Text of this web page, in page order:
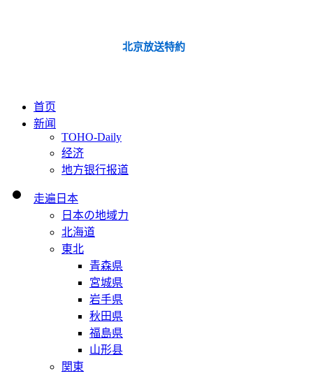
北京放送特約
首页
新闻
TOHO-Daily
经济
地方银行报道
走遍日本
日本の地域力
北海道
東北
青森県
宮城県
岩手県
秋田県
福島県
山形县
関東